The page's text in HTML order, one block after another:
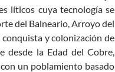
líticos cuya tecnología se
del Balneario, Arroyo del
y colonización de
desde la Edad del Cobre,
un poblamiento basado